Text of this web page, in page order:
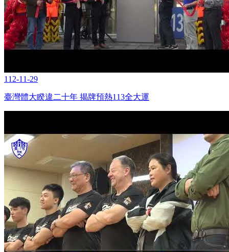
112-11-29
臺灣體大睽違二十年 揭牌預熱113全大運